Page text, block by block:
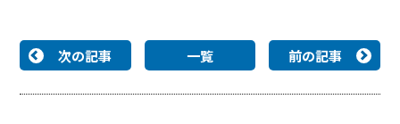
次の記事 一覧 前の記事